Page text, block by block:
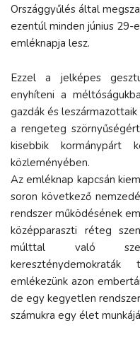
Országgyűlés által
ezentúl minden június 29-
emléknapja lesz.
Ezzel a jelképes
enyhíteni a
gazdák és
a rengeteg
kisebbik kormánypárt
közleményében.
Az emléknap kapcsán
soron következő
rendszer működésének
középparaszti réteg
múlttal való
emlékezünk azon
de egy kegyetlen
számukra egy élet